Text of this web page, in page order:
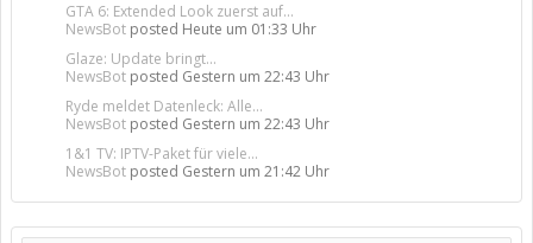
GTA 6: Extended Look zuerst auf...
NewsBot posted Heute um 01:33 Uhr
Glaze: Update bringt...
NewsBot posted Gestern um 22:43 Uhr
Ryde meldet Datenleck: Alle...
NewsBot posted Gestern um 22:43 Uhr
1&1 TV: IPTV-Paket für viele...
NewsBot posted Gestern um 21:42 Uhr